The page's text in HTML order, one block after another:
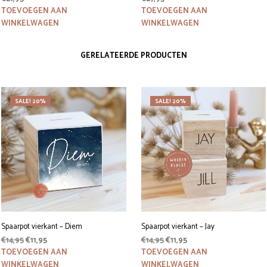
TOEVOEGEN AAN
WINKELWAGEN
TOEVOEGEN AAN
WINKELWAGEN
GERELATEERDE PRODUCTEN
SALE! 20%
Spaarpot vierkant – Diem
€14,95Oorspronkelijke
prijs
was:
€11,95Huidige
prijs
is:
TOEVOEGEN AAN
SALE! 20%
Spaarpot vierkant – Jay
€14,95Oorspronkelijke
prijs
was:
€11,95Huidige
prijs
is:
TOEVOEGEN AAN